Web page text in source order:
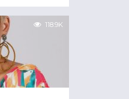
118.9K